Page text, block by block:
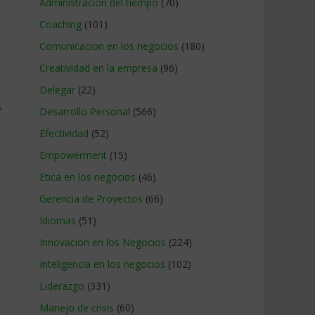
Coaching (101)
Comunicacion en los negocios (180)
Creatividad en la empresa (96)
Delegar (22)
Desarrollo Personal (566)
Efectividad (52)
Empowerment (15)
Etica en los negocios (46)
Gerencia de Proyectos (66)
Idiomas (51)
Innovacion en los Negocios (224)
Inteligencia en los negocios (102)
Liderazgo (331)
Manejo de crisis (60)